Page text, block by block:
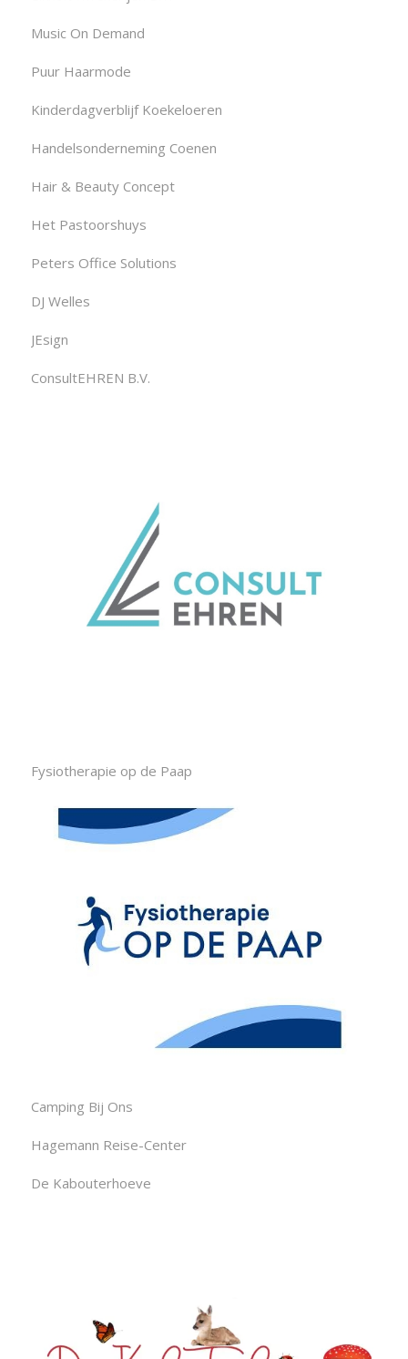
Music On Demand
Puur Haarmode
Kinderdagverblijf Koekeloeren
Handelsonderneming Coenen
Hair & Beauty Concept
Het Pastoorshuys
Peters Office Solutions
DJ Welles
JEsign
ConsultEHREN B.V.
Fysiotherapie op de Paap
Camping Bij Ons
Hagemann Reise-Center
De Kabouterhoeve